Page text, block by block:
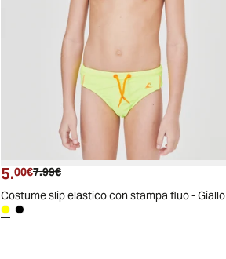
Prezzo attuale
5.00€ Prezzo originale
7.99€
Costume slip elastico con stampa fluo - Giallo